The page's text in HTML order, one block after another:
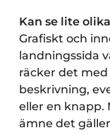
Kan se lite
Grafiskt och
landningssida
räcker det
beskrivning,
eller en knapp.
ämne det